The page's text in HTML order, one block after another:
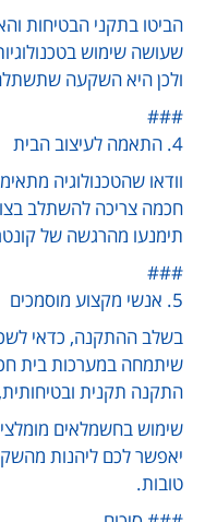
הביטו בתקני הבטיחות
שעושה שימוש
ולכן היא השקעה
###
4. התאמה לעיצוב הבית
וודאו שהטכנולוגיה
חכמה צריכה להשתלב
תימנעו מהרגשה של
###
5. אנשי מקצוע מוסמכים
בשלב ההתקנה, כדאי
שיתמחה במערכות בית
התקנה תקנית
שימוש בחשמלאים
יאפשר לכם ליהנות
טובות.